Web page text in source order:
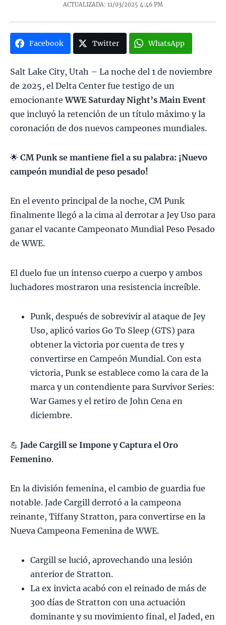
ACTUALIZADA: 11/03/2025 4:46 PM
Facebook Twitter WhatsApp
Salt Lake City, Utah – La noche del 1 de noviembre
de 2025, el Delta Center fue testigo de un
emocionanteWWE Saturday Night’s Main Event
que incluyó la retención de un título máximo y la
coronación de dos nuevos campeones mundiales.
🌟 CM Punk se mantiene fiel a su palabra: ¡Nuevo
campeón mundial de peso pesado!
En el evento principal de la noche, CM Punk
finalmente llegó a la cima al derrotar a Jey Uso para
ganar el vacante Campeonato Mundial Peso Pesado
de WWE.
El duelo fue un intenso cuerpo a cuerpo y ambos
luchadores mostraron una resistencia increíble.
Punk, después de sobrevivir al ataque de Jey
Uso, aplicó varios Go To Sleep (GTS) para
obtener la victoria por cuenta de tres y
convertirse en Campeón Mundial. Con esta
victoria, Punk se establece como la cara de la
marca y un contendiente para Survivor Series:
War Games y el retiro de John Cena en
diciembre.
💪 Jade Cargill se Impone y Captura el Oro
Femenino.
En la división femenina, el cambio de guardia fue
notable. Jade Cargill derrotó a la campeona
reinante, Tiffany Stratton, para convertirse en la
Nueva Campeona Femenina de WWE.
Cargill se lució, aprovechando una lesión
anterior de Stratton.
La ex invicta acabó con el reinado de más de
300 días de Stratton con una actuación
dominante y su movimiento final, el Jaded, en